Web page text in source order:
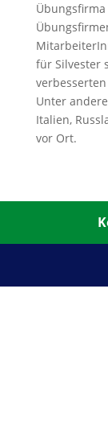
für Silvester
Unter
Italien,
vor Ort.